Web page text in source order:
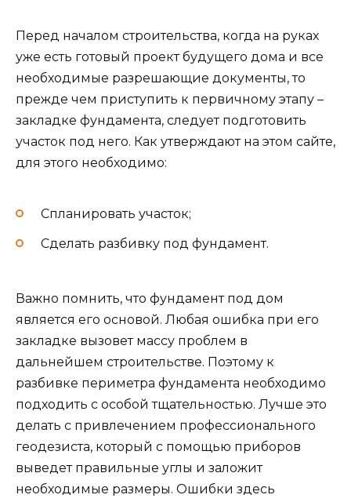
Перед началом строительства, когда на руках
уже есть готовый проект будущего дома и все
необходимые разрешающие документы, то
прежде чем приступить к первичному этапу –
закладке фундамента, следует подготовить
участок под него. Как утверждают на этом сайте,
для этого необходимо:
Спланировать участок;
Сделать разбивку под фундамент.
Важно помнить, что фундамент под дом
является его основой. Любая ошибка при его
закладке вызовет массу проблем в
дальнейшем строительстве. Поэтому к
разбивке периметра фундамента необходимо
подходить с особой тщательностью. Лучше это
делать с привлечением профессионального
геодезиста, который с помощью приборов
выведет правильные углы и заложит
необходимые размеры. Ошибки здесь